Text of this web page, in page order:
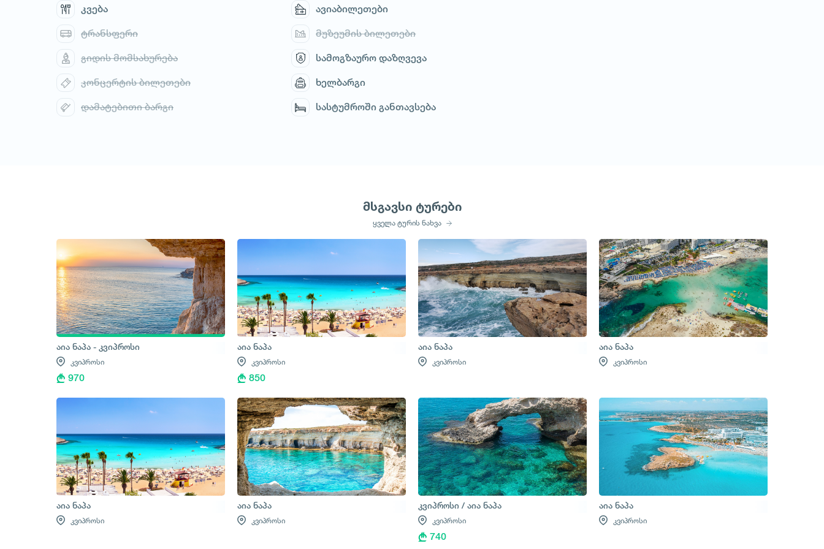
კვება ავიაბილეთები
ტრანსფერი მუზეუმის ბილეთები
გიდის მომსახურება სამოგზაურო დაზღვევა
კონცერტის ბილეთები ხელბარგი
დამატებითი ბარგი სასტუმროში განთავსება
მსგავსი ტურები
ყველა ტურის ნახვა
აია ნაპა - კვიპროსი
კვიპროსი
970
აია ნაპა
კვიპროსი
850
აია ნაპა
კვიპროსი
აია ნაპა
კვიპროსი
აია ნაპა
კვიპროსი
აია ნაპა
კვიპროსი
კვიპროსი / აია ნაპა
კვიპროსი
740
აია ნაპა
კვიპროსი